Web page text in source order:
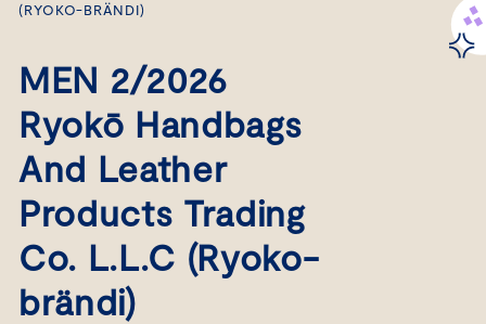
(RYOKO-BRÄNDI)
MEN 2/2026
Ryokō Handbags
And Leather
Products Trading
Co. L.L.C (Ryoko-
brändi)